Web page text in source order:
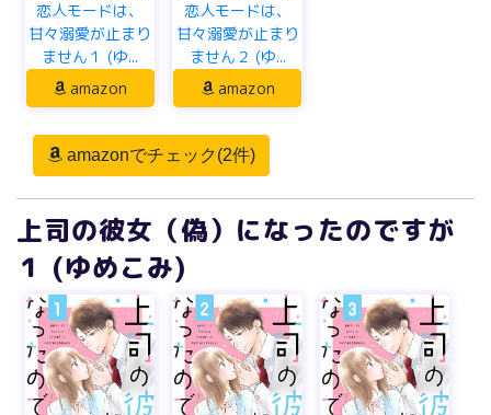
恋人モードは、
甘々溺愛が止まり
ません１ (ゆ...
amazon
恋人モードは、
甘々溺愛が止まり
ません２ (ゆ...
amazon
amazonでチェック(2件)
上司の彼女（偽）になったのですが
１ (ゆめこみ)